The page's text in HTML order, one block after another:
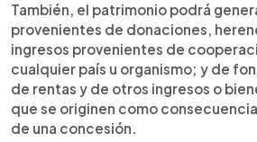
También, el patrimonio podrá
provenientes de donaciones,
ingresos provenientes de
cualquier país u organismo; y de
de rentas y de otros ingresos o
que se originen como
de una concesión.